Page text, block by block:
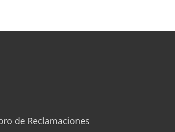
de Reclamaciones